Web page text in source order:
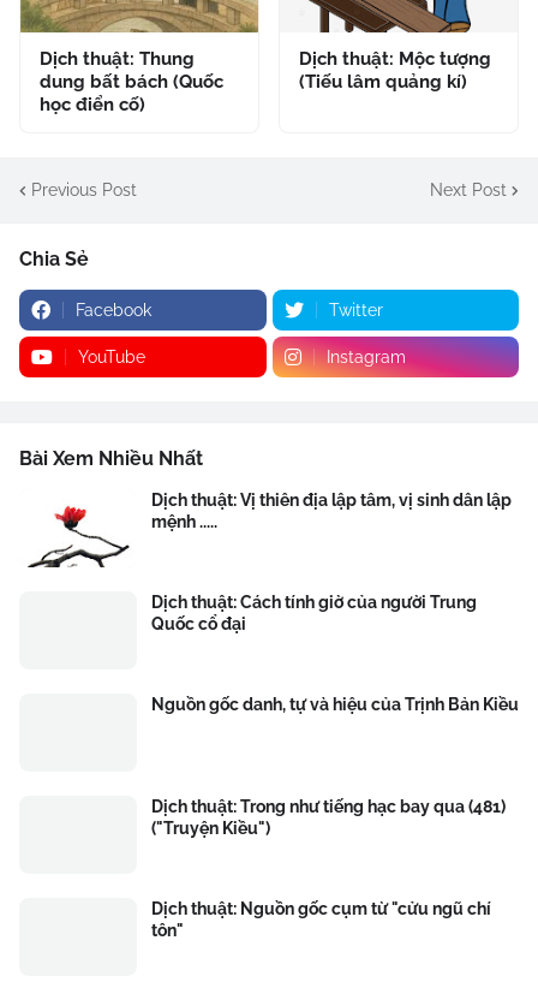
Dịch thuật: Thung
dung bất bách (Quốc
học điển cố)
Dịch thuật: Mộc tượng
(Tiếu lâm quảng kí)
Previous Post Next Post
Chia Sẻ
Facebook Twitter
YouTube Instagram
Bài Xem Nhiều Nhất
Dịch thuật: Vị thiên địa lập tâm, vị sinh dân lập
mệnh .....
Dịch thuật: Cách tính giờ của người Trung
Quốc cổ đại
Nguồn gốc danh, tự và hiệu của Trịnh Bản Kiều
Dịch thuật: Trong như tiếng hạc bay qua (481)
("Truyện Kiều")
Dịch thuật: Nguồn gốc cụm từ "cửu ngũ chí
tôn"